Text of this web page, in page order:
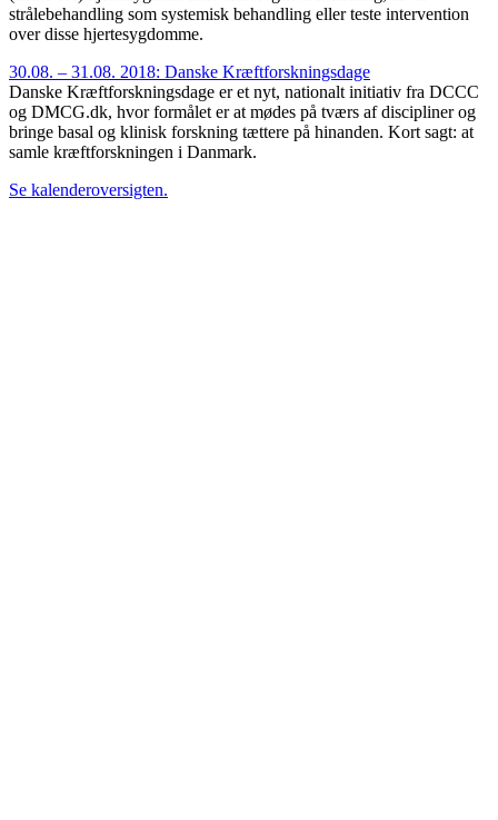
strålebehandling som systemisk behandling eller teste intervention
over disse hjertesygdomme.
30.08. – 31.08. 2018: Danske Kræftforskningsdage
Danske Kræftforskningsdage er et nyt, nationalt initiativ fra DCCC
og DMCG.dk, hvor formålet er at mødes på tværs af discipliner og
bringe basal og klinisk forskning tættere på hinanden. Kort sagt: at
samle kræftforskningen i Danmark.
Se kalenderoversigten.